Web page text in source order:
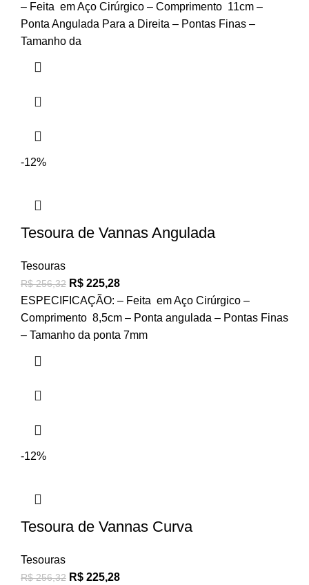
– Feita em Aço Cirúrgico – Comprimento 11cm –
Ponta Angulada Para a Direita – Pontas Finas –
Tamanho da
-12%
Tesoura de Vannas Angulada
Tesouras
R$256,32 R$ 225,28
ESPECIFICAÇÃO: – Feita em Aço Cirúrgico –
Comprimento 8,5cm – Ponta angulada – Pontas Finas
– Tamanho da ponta 7mm
-12%
Tesoura de Vannas Curva
Tesouras
R$256,32 R$ 225,28